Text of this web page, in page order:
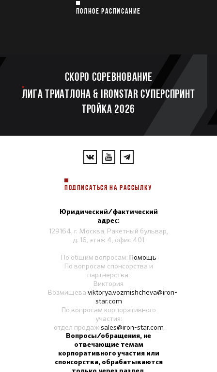
ПОЛНОЕ РАСПИСАНИЕ
Скоро соревнование
ЛИГА ТРИАТЛОНА & IRONSTAR СУПЕРСПРИНТ
ТРОЙКА 2026
ПОДПИСАТЬСЯ НА РАССЫЛКУ
Юридический/фактический
адрес:
129164, г. Москва, Ракетный бульвар,
д. 16, этаж 4, офис 401
По общим вопросам: Помощь
По вопросам спонсорства и
партнерства:
Виктория
Возмищева viktorya.vozmishcheva@iron-
star.com
По вопросам корпоративного
участия:
отдел продаж sales@iron-star.com
Вопросы/обращения, не
отвечающие темам
корпоративного участия или
спонсорства, обрабатываются